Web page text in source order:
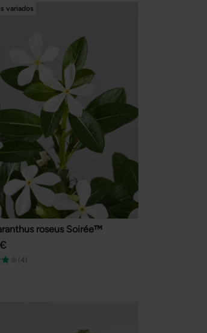
variados
roseus Soirée™
(4)